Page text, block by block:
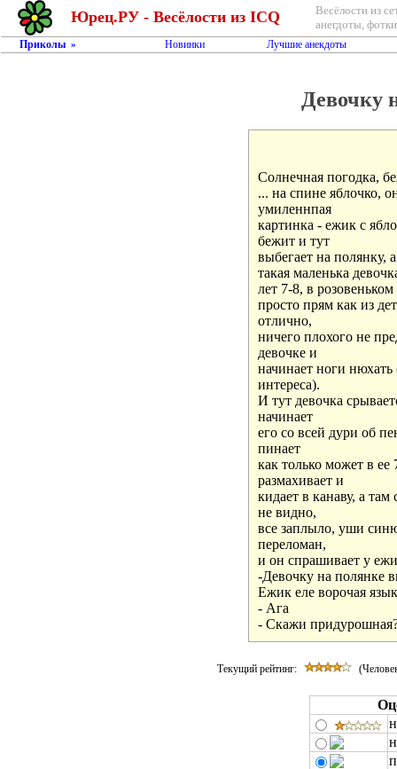
Юрец.РУ - Весёлости из ICQ
Весёлости из
анегдоты,
Приколы » Новинки Лучшие анекдоты
Девочку
Солнечная погодка,
... на спине яблочко,
умиленнпая
картинка - ежик с
бежит и тут
выбегает на полянку,
такая маленька
лет 7-8, в
просто прям как из
отлично,
ничего плохого не
девочке и
начинает ноги нюхать
интереса).
И тут девочка
начинает
его со всей дури об
пинает
как только может в ее
размахивает и
кидает в канаву, а
не видно,
все заплыло, уши
переломан,
и он спрашивает у
-Девочку на полянке
Ежик еле ворочая
- Ага
- Скажи
Текущий рейтинг: